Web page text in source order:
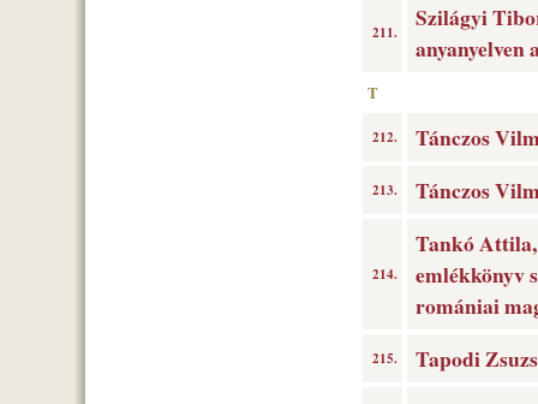
211.
Szilágyi
anyanyelven
T
212. Tánczos
213. Tánczos
214.
Tankó
emlékkönyv
romániai
215.
Tapodi